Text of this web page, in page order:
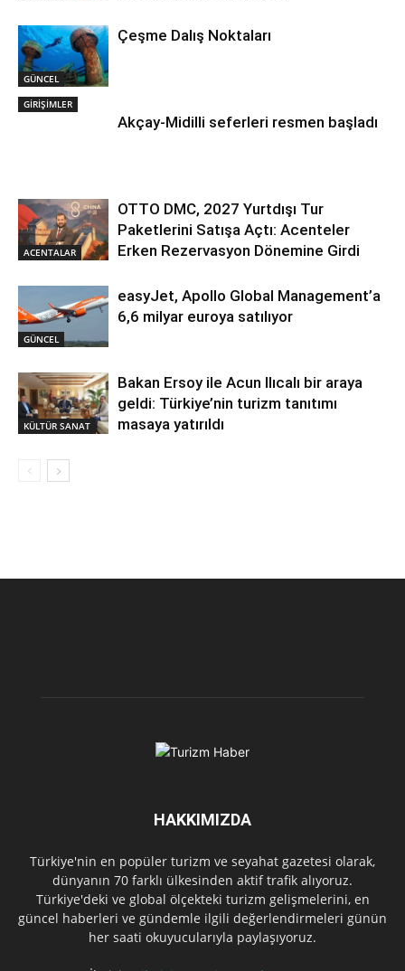
GÜNCEL
Çeşme Dalış Noktaları
GİRİŞİMLER
Akçay-Midilli seferleri resmen başladı
ACENTALAR
OTTO DMC, 2027 Yurtdışı Tur
Paketlerini Satışa Açtı: Acenteler
Erken Rezervasyon Dönemine Girdi
GÜNCEL
easyJet, Apollo Global Management’a
6,6 milyar euroya satılıyor
KÜLTÜR SANAT
Bakan Ersoy ile Acun Ilıcalı bir araya
geldi: Türkiye’nin turizm tanıtımı
masaya yatırıldı
HAKKIMIZDA
Türkiye'nin en popüler turizm ve seyahat gazetesi olarak,
dünyanın 70 farklı ülkesinden aktif trafik alıyoruz.
Türkiye'deki ve global ölçekteki turizm gelişmelerini, en
güncel haberleri ve gündemle ilgili değerlendirmeleri günün
her saati okuyucularıyla paylaşıyoruz.